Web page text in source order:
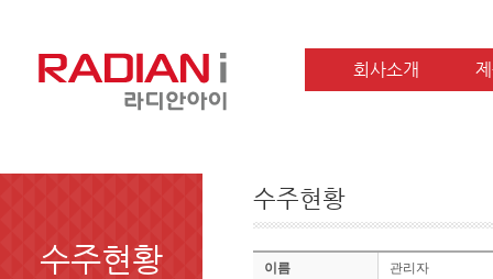
회사소개
수주현황
수주현황
이름 관리자